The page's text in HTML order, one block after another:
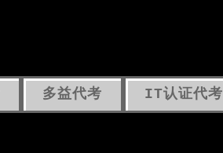
多益代考 IT认证代考